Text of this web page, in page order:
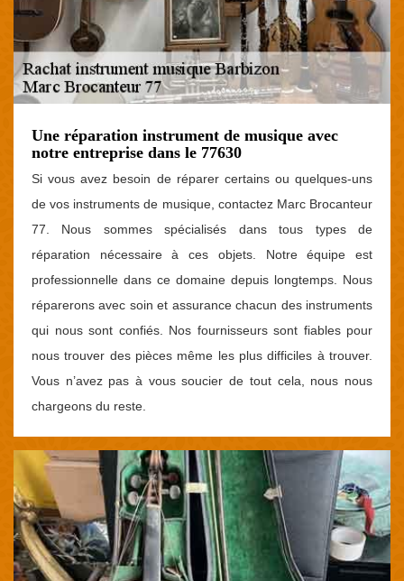
Une réparation instrument de musique avec
notre entreprise dans le 77630
Si vous avez besoin de réparer certains ou quelques-uns
de vos instruments de musique, contactez Marc Brocanteur
77. Nous sommes spécialisés dans tous types de
réparation nécessaire à ces objets. Notre équipe est
professionnelle dans ce domaine depuis longtemps. Nous
réparerons avec soin et assurance chacun des instruments
qui nous sont confiés. Nos fournisseurs sont fiables pour
nous trouver des pièces même les plus difficiles à trouver.
Vous n’avez pas à vous soucier de tout cela, nous nous
chargeons du reste.